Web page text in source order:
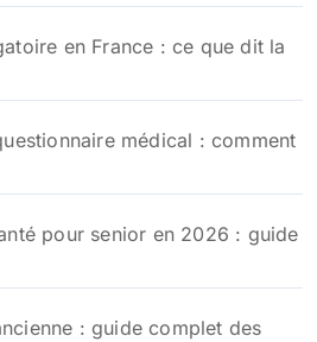
en France : ce que dit la
médical : comment
pour senior en 2026 : guide
: guide complet des